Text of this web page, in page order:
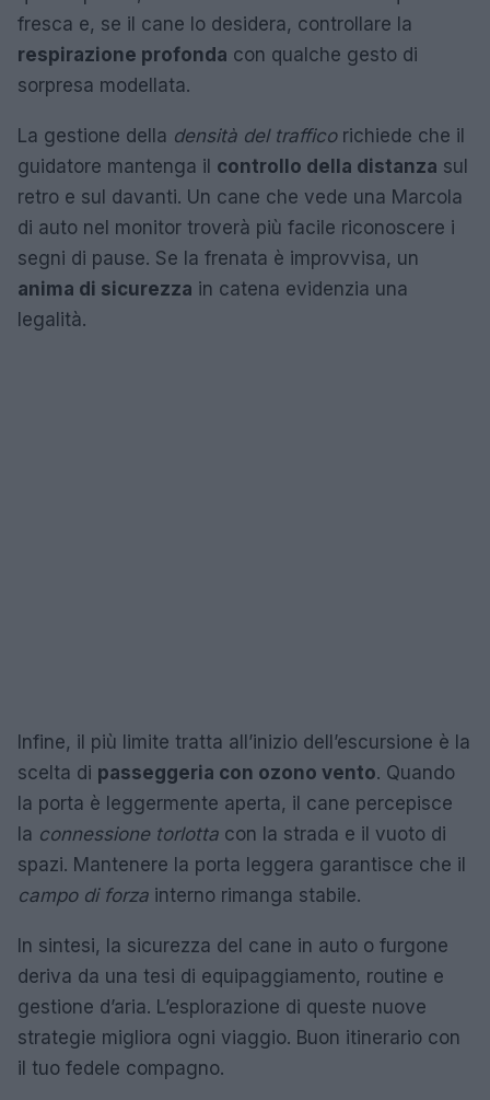
fresca e, se il cane lo desidera, controllare la
respirazione profonda con qualche gesto di
sorpresa modellata.
La gestione della densità del trafficorichiede che il
guidatore mantenga il controllo della distanza sul
retro e sul davanti. Un cane che vede una Marcola
di auto nel monitor troverà più facile riconoscere i
segni di pause. Se la frenata è improvvisa, un
anima di sicurezza in catena evidenzia una
legalità.
Infine, il più limite tratta all’inizio dell’escursione è la
scelta di passeggeria con ozono vento. Quando
la porta è leggermente aperta, il cane percepisce
la connessione torlotta con la strada e il vuoto di
spazi. Mantenere la porta leggera garantisce che il
campo di forza interno rimanga stabile.
In sintesi, la sicurezza del cane in auto o furgone
deriva da una tesi di equipaggiamento, routine e
gestione d’aria. L’esplorazione di queste nuove
strategie migliora ogni viaggio. Buon itinerario con
il tuo fedele compagno.